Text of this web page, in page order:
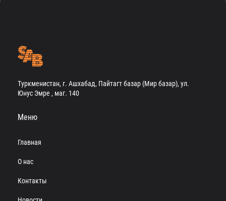
Туркменистан, г. Ашхабад, Пайтагт базар (Мир базар), ул.
Юнус Эмре , маг. 140
Меню
Главная
О нас
Контакты